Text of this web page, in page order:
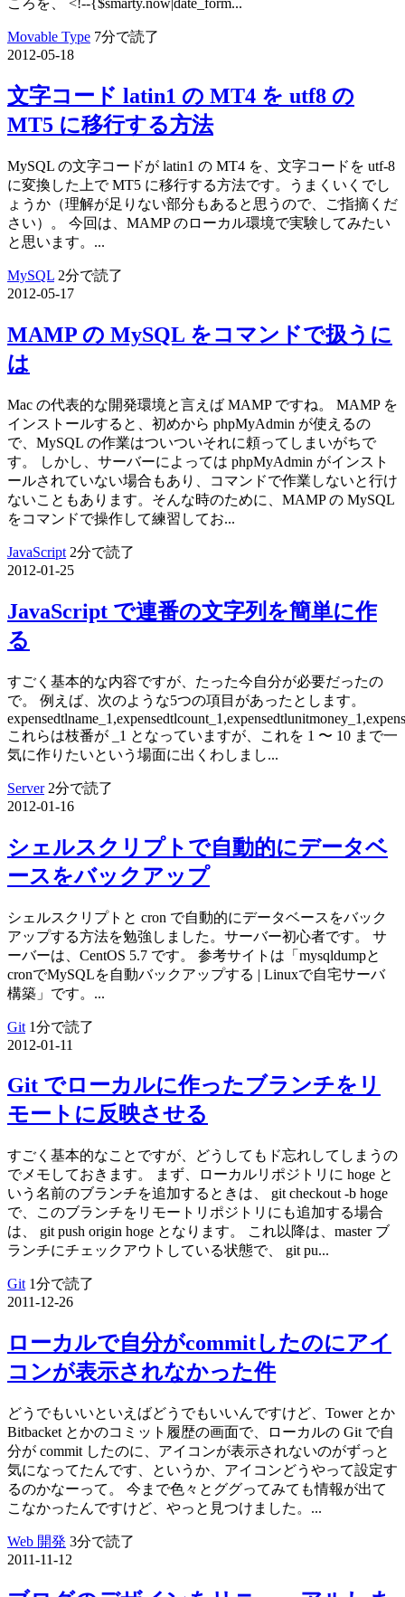
ころを、 <!--{$smarty.now|date_form...
Movable Type 7分で読了
2012-05-18
文字コード latin1 の MT4 を utf8 の
MT5 に移行する方法
MySQL の文字コードが latin1 の MT4 を、文字コードを utf-8
に変換した上で MT5 に移行する方法です。うまくいくでし
ょうか（理解が足りない部分もあると思うので、ご指摘くだ
さい）。 今回は、MAMP のローカル環境で実験してみたい
と思います。...
MySQL 2分で読了
2012-05-17
MAMP の MySQL をコマンドで扱うに
は
Mac の代表的な開発環境と言えば MAMP ですね。 MAMP を
インストールすると、初めから phpMyAdmin が使えるの
で、MySQL の作業はついついそれに頼ってしまいがちで
す。 しかし、サーバーによっては phpMyAdmin がインスト
ールされていない場合もあり、コマンドで作業しないと行け
ないこともあります。そんな時のために、MAMP の MySQL
をコマンドで操作して練習してお...
JavaScript 2分で読了
2012-01-25
JavaScript で連番の文字列を簡単に作
る
すごく基本的な内容ですが、たった今自分が必要だったの
で。 例えば、次のような5つの項目があったとします。
これらは枝番が _1 となっていますが、これを 1 〜 10 まで一
気に作りたいという場面に出くわしまし...
Server 2分で読了
2012-01-16
シェルスクリプトで自動的にデータベ
ースをバックアップ
シェルスクリプトと cron で自動的にデータベースをバック
アップする方法を勉強しました。サーバー初心者です。 サ
ーバーは、CentOS 5.7 です。 参考サイトは「mysqldumpと
cronでMySQLを自動バックアップする | Linuxで自宅サーバ
構築」です。...
Git 1分で読了
2012-01-11
Git でローカルに作ったブランチをリ
モートに反映させる
すごく基本的なことですが、どうしてもド忘れしてしまうの
でメモしておきます。 まず、ローカルリポジトリに hoge と
いう名前のブランチを追加するときは、 git checkout -b hoge
で、このブランチをリモートリポジトリにも追加する場合
は、 git push origin hoge となります。 これ以降は、master ブ
ランチにチェックアウトしている状態で、 git pu...
Git 1分で読了
2011-12-26
ローカルで自分がcommitしたのにアイ
コンが表示されなかった件
どうでもいいといえばどうでもいいんですけど、Tower とか
Bitbacket とかのコミット履歴の画面で、ローカルの Git で自
分が commit したのに、アイコンが表示されないのがずっと
気になってたんです、というか、アイコンどうやって設定す
るのかなーって。 今まで色々とググってみても情報が出て
こなかったんですけど、やっと見つけました。...
Web 開発 3分で読了
2011-11-12